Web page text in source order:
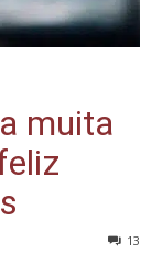
muita
13